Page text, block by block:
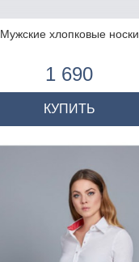
Мужские хлопковые носки
1 690
КУПИТЬ